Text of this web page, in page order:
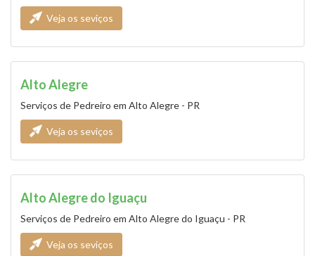
Veja os seviços
Alto Alegre
Serviços de Pedreiro em Alto Alegre - PR
Veja os seviços
Alto Alegre do Iguaçu
Serviços de Pedreiro em Alto Alegre do Iguaçu - PR
Veja os seviços